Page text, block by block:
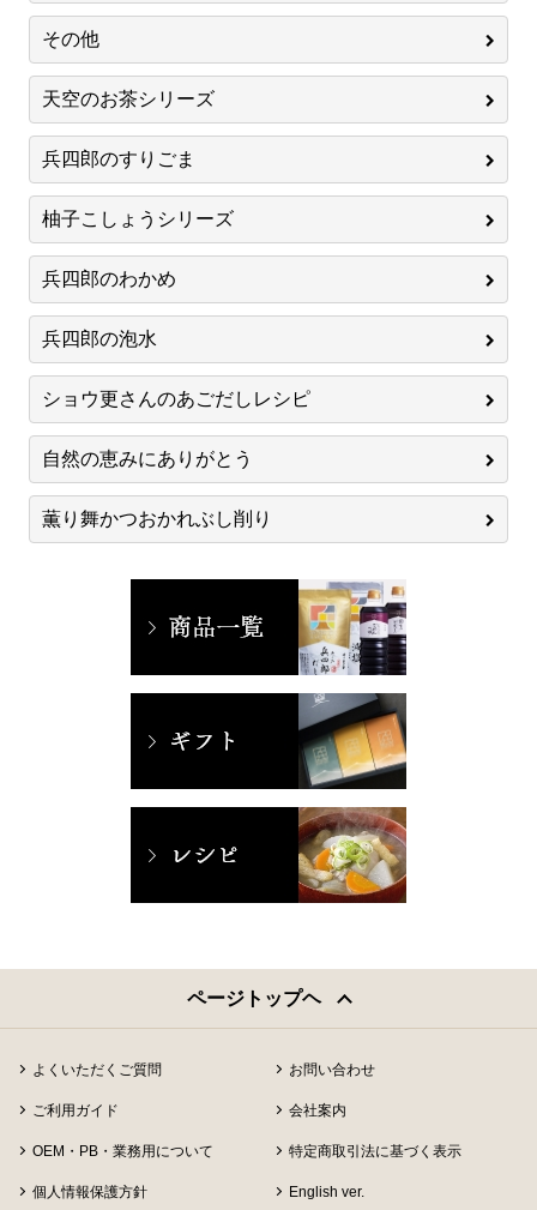
その他
天空のお茶シリーズ
兵四郎のすりごま
柚子こしょうシリーズ
兵四郎のわかめ
兵四郎の泡水
ショウ更さんのあごだしレシピ
自然の恵みにありがとう
薫り舞かつおかれぶし削り
ページトップヘ
よくいただくご質問 お問い合わせ
ご利用ガイド 会社案内
OEM・PB・業務用について 特定商取引法に基づく表示
個人情報保護方針 English ver.